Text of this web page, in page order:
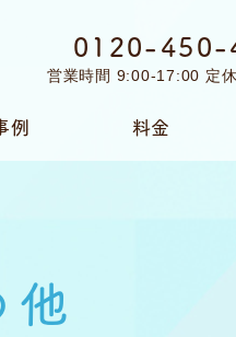
0120-450-
営業時間 9:00-17:00 定
例 料金
他